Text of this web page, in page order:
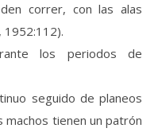
correr, con las alas
los periodos de
seguido de planeos
machos tienen un patrón